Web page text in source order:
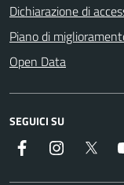
Dichiarazione di
Piano di
Open Data
SEGUICI SU
Facebook Instagram